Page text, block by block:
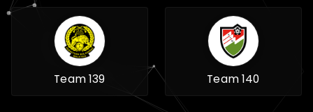
Team 139 Team 140